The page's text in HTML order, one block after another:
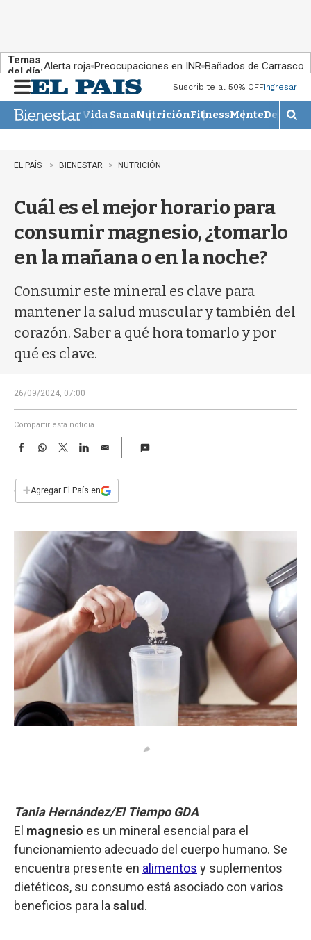
Temas
del día:Alerta roja Preocupaciones en INR Bañados de Carrasco
n
u
Suscribite al 50% OFFIngresar
Vida SanaNutriciónFitnessMente
M
o
a
EL PAÍS BIENESTAR NUTRICIÓN
Cuál es el mejor horario para
consumir magnesio, ¿tomarlo
en la mañana o en la noche?
Consumir este mineral es clave para
mantener la salud muscular y también del
corazón. Saber a qué hora tomarlo y por
qué es clave.
26/09/2024, 07:00
Compartir esta noticia
F
e
b
W
s
p
T
w
t
L
n
E
i
l
+Agregar El País en
Tania Hernández/El Tiempo GDA
El magnesio es un mineral esencial para el
funcionamiento adecuado del cuerpo humano. Se
encuentra presente en alimentos y suplementos
dietéticos, su consumo está asociado con varios
beneficios para la salud .